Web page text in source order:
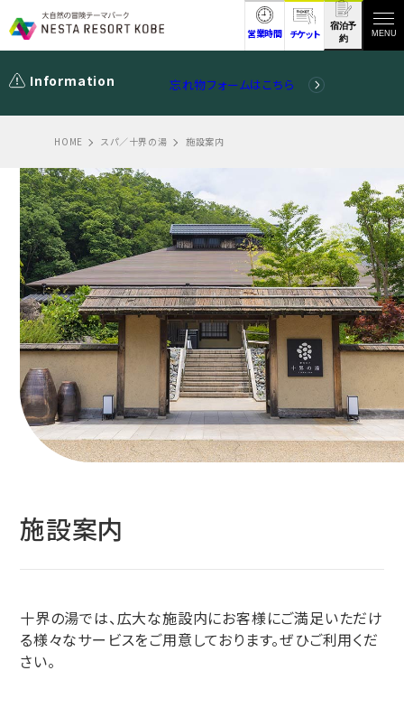
営業時間 チケット
宿泊予
約
MENU
Information 忘れ物フォームはこちら
HOME スパ／十界の湯 施設案内
施設案内
十界の湯では、広大な施設内にお客様にご満足いただけ
る様々なサービスをご用意しております。ぜひご利用くだ
さい。